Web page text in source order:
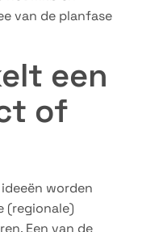
van de planfase
een
of
worden
(regionale)
Een van de